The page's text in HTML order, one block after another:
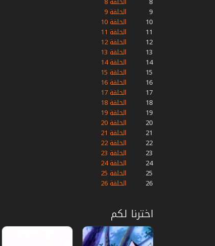
9
الحلقة 9
10
الحلقة 10
11
الحلقة 11
12
الحلقة 12
13
الحلقة 13
14
الحلقة 14
15
الحلقة 15
16
الحلقة 16
17
الحلقة 17
18
الحلقة 18
19
الحلقة 19
20
الحلقة 20
21
الحلقة 21
22
الحلقة 22
23
الحلقة 23
24
الحلقة 24
25
الحلقة 25
26
الحلقة 26
اخترنا لكم